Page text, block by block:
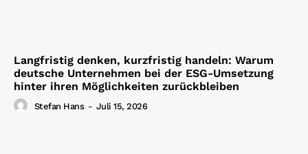
Langfristig denken, kurzfristig handeln: Warum
deutsche Unternehmen bei der ESG-Umsetzung
hinter ihren Möglichkeiten zurückbleiben
Stefan Hans - Juli 15, 2026